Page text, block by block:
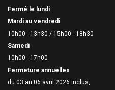
Fermé le lundi
Mardi au vendredi
10h00 - 13h30 / 15h00 - 18h30
Samedi
10h00 - 17h00
Fermeture annuelles
du 03 au 06 avril 2026 inclus,